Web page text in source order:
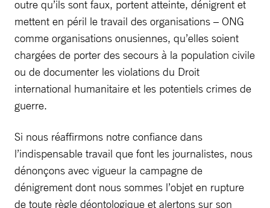
outre qu’ils sont faux, portent atteinte, dénigrent et
mettent en péril le travail des organisations – ONG
comme organisations onusiennes, qu’elles soient
chargées de porter des secours à la population civile
ou de documenter les violations du Droit
international humanitaire et les potentiels crimes de
guerre.
Si nous réaffirmons notre confiance dans
l’indispensable travail que font les journalistes, nous
dénonçons avec vigueur la campagne de
dénigrement dont nous sommes l’objet en rupture
de toute règle déontologique et alertons sur son